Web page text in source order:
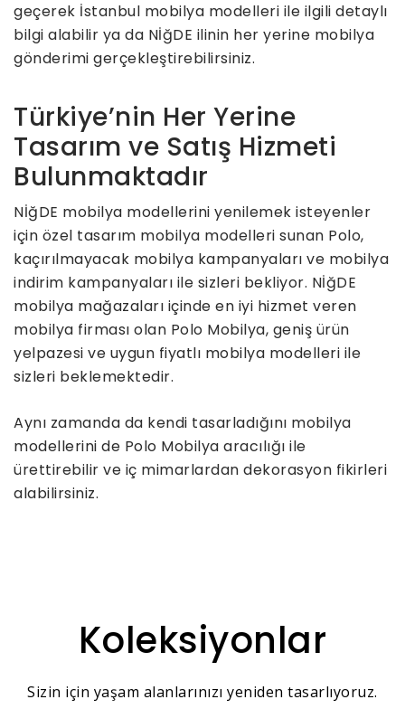
geçerek İstanbul mobilya modelleri ile ilgili detaylı
bilgi alabilir ya da NİğDE ilinin her yerine mobilya
gönderimi gerçekleştirebilirsiniz.
Türkiye’nin Her Yerine
Tasarım ve Satış Hizmeti
Bulunmaktadır
NİğDE mobilya modellerini yenilemek isteyenler
için özel tasarım mobilya modelleri sunan Polo,
kaçırılmayacak mobilya kampanyaları ve mobilya
indirim kampanyaları ile sizleri bekliyor. NİğDE
mobilya mağazaları içinde en iyi hizmet veren
mobilya firması olan Polo Mobilya, geniş ürün
yelpazesi ve uygun fiyatlı mobilya modelleri ile
sizleri beklemektedir.
Aynı zamanda da kendi tasarladığını mobilya
modellerini de Polo Mobilya aracılığı ile
ürettirebilir ve iç mimarlardan dekorasyon fikirleri
alabilirsiniz.
Koleksiyonlar
Sizin için yaşam alanlarınızı yeniden tasarlıyoruz.